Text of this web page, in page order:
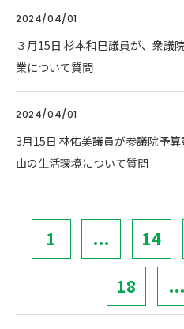
2024/04/01
３月15日 杉本和巳議員が、衆議
業について質問
2024/04/01
3月15日 林佑美議員が参議院予
山の生活環境について質問
1 ... 14
18 ...